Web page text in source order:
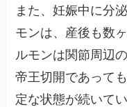
また、妊娠中に分
モンは、産後も数
ルモンは関節周辺
帝王切開であって
定な状態が続いて